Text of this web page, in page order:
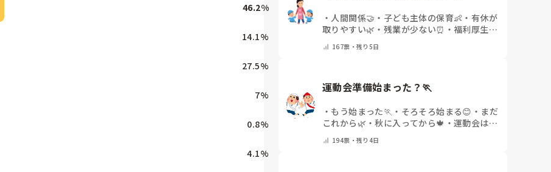
46.2%
14.1%
27.5%
7%
0.8%
4.1%
・ 人間関係🤝 ・ 子ども主体の保育👶 ・ 有休が
取りやすい🌿 ・ 残業が少ない⏰ ・ 福利厚生・
167票・残り5日
運動会準備始まった？🏃
・ もう始まった🏃 ・ そろそろ始まる😊 ・ まだ
これから🌿 ・秋に入ってから🍁 ・ 運動会はな
ください)
194票・残り4日